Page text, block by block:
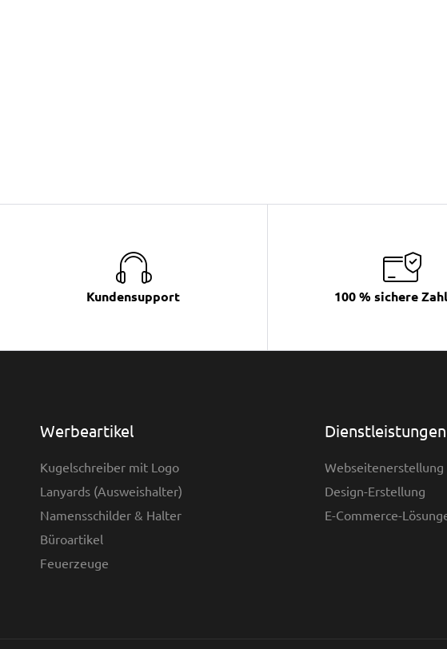
Kundensupport 100 % sichere
Werbeartikel
Kugelschreiber mit Logo
Lanyards (Ausweishalter)
Namensschilder & Halter
Büroartikel
Feuerzeuge
Dienstleistungen
Webseitenerstellung
Design-Erstellung
E-Commerce-